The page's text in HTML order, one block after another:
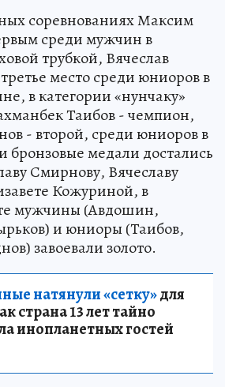
соревнованиях Максим
среди мужчин в
трубкой, Вячеслав
место среди юниоров в
в категории «нунчаку»
Таибов - чемпион,
- второй, среди юниоров в
бронзовые медали достались
Смирнову, Вячеславу
Кожуриной, в
мужчины (Авдошин,
и юниоры (Таибов,
завоевали золото.
натянули «сетку»для
страна 13 лет тайно
инопланетных гостей